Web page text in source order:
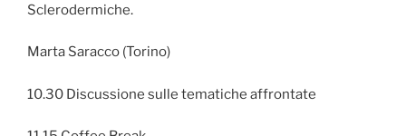
Sclerodermiche.
Marta Saracco (Torino)
10.30 Discussione sulle tematiche affrontate